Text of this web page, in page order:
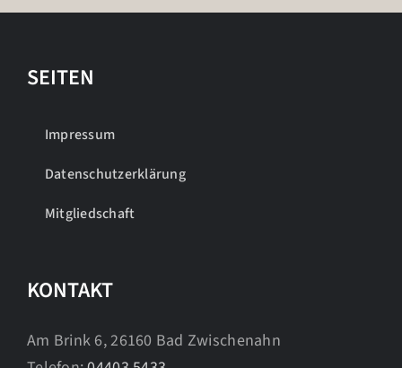
SEITEN
Impressum
Datenschutzerklärung
Mitgliedschaft
KONTAKT
Am Brink 6, 26160 Bad Zwischenahn